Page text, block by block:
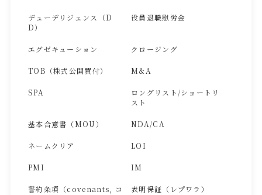
デューデリジェンス（D
D）
役員退職慰労金
エグゼキューション クロージング
TOB（株式公開買付） M&A
SPA
ロングリスト/ショートリ
スト
基本合意書（MOU） NDA/CA
ネームクリア LOI
PMI IM
誓約条項（covenants, コ
表明保証（レプワラ）